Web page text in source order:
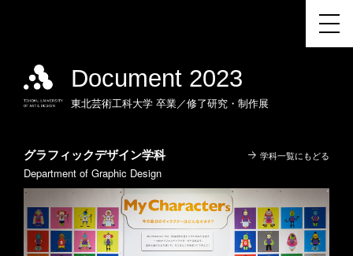
Document 2023
東北芸術工科大学 卒業／修了研究・制作展
学科一覧にもどる
グラフィックデザイン学科
Department of Graphic Design